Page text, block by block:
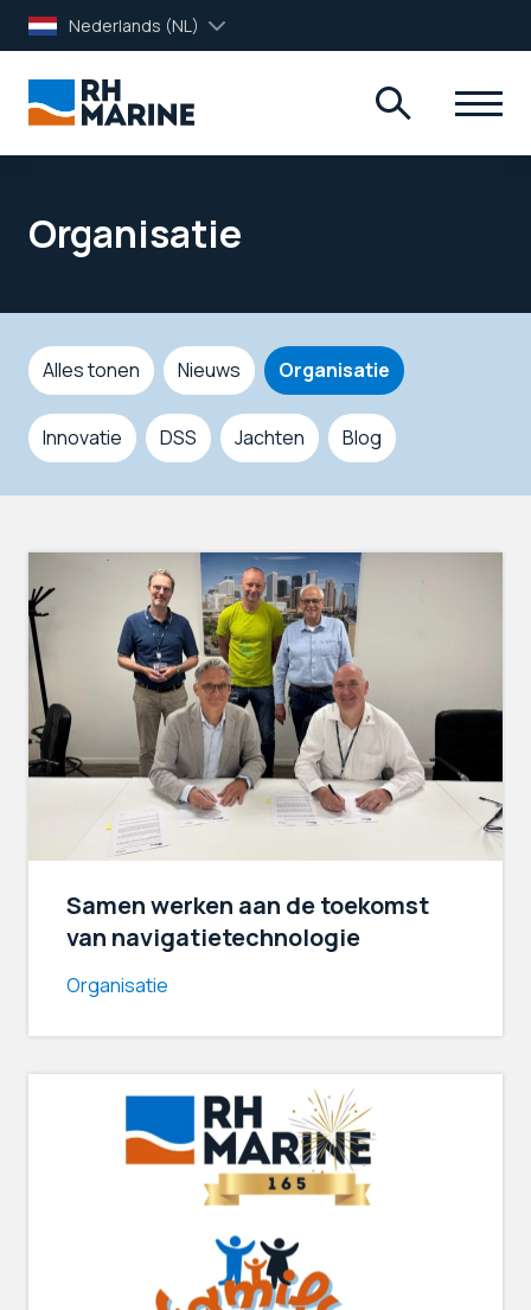
Nederlands (NL)
Organisatie
Alles tonen Nieuws Organisatie
Innovatie DSS Jachten Blog
Samen werken aan de toekomst
van navigatietechnologie
Organisatie